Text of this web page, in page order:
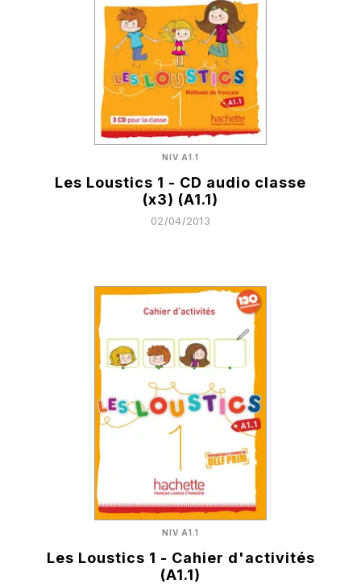
NIV A1.1
Les Loustics 1 - CD audio classe
(x3) (A1.1)
02/04/2013
NIV A1.1
Les Loustics 1 - Cahier d'activités
(A1.1)